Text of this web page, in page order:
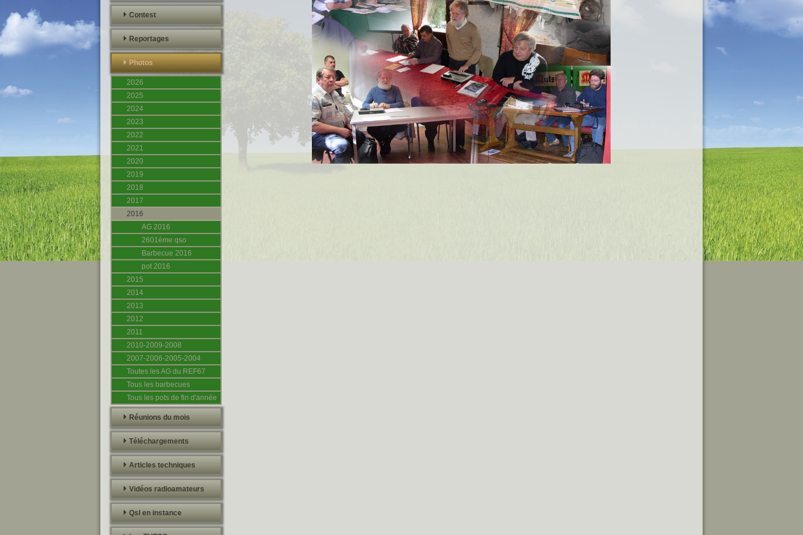
Contest
Reportages
Photos
2026
2025
2024
2023
2022
2021
2020
2019
2018
2017
2016
AG 2016
2601ème qso
Barbecue 2016
pot 2016
2015
2014
2013
2012
2011
2010-2009-2008
2007-2006-2005-2004
Toutes les AG du REF67
Tous les barbecues
Tous les pots de fin d'année
Réunions du mois
Téléchargements
Articles techniques
Vidéos radioamateurs
Qsl en instance